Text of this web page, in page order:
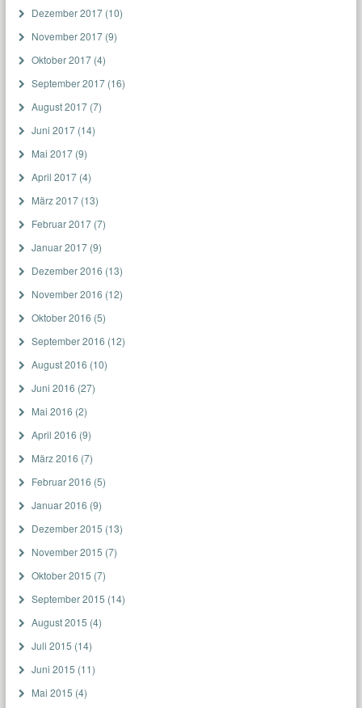
Dezember 2017(10)
November 2017(9)
Oktober 2017(4)
September 2017(16)
August 2017(7)
Juni 2017(14)
Mai 2017(9)
April 2017(4)
März 2017(13)
Februar 2017(7)
Januar 2017(9)
Dezember 2016 (13)
November 2016 (12)
Oktober 2016 (5)
September 2016 (12)
August 2016 (10)
Juni 2016 (27)
Mai 2016 (2)
April 2016 (9)
März 2016 (7)
Februar 2016 (5)
Januar 2016 (9)
Dezember 2015 (13)
November 2015 (7)
Oktober 2015 (7)
September 2015 (14)
August 2015 (4)
Juli 2015 (14)
Juni 2015 (11)
Mai 2015 (4)